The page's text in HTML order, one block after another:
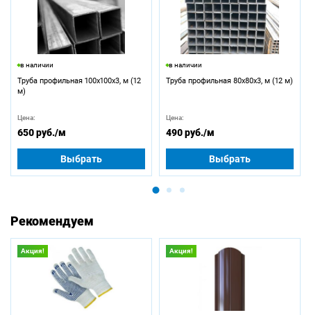
в наличии
Труба профильная 100х100х3, м (12
м)
Цена:
650 руб./м
Выбрать
в наличии
Труба профильная 80х80х3, м (12 м)
Цена:
490 руб./м
Выбрать
Рекомендуем
Акция! Акция!